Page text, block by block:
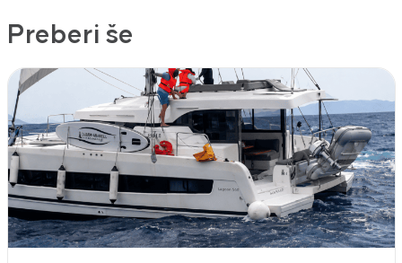
Preberi še